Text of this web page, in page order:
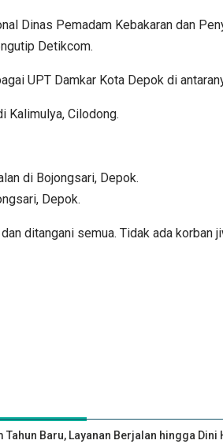
Dinas Pemadam Kebakaran dan
Detikcom.
UPT Damkar Kota Depok di
Kalimulya, Cilodong.
di Bojongsari, Depok.
Depok.
ditangani semua. Tidak ada korban
Baru, Layanan Berjalan hingga Dini